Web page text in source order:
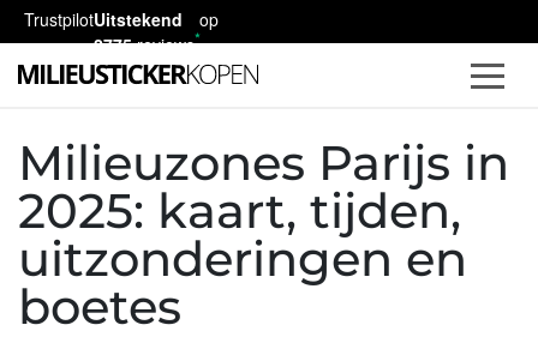
TrustpilotUitstekend
2775reviews
op
Milieuzones Parijs in
2025: kaart, tijden,
uitzonderingen en
boetes